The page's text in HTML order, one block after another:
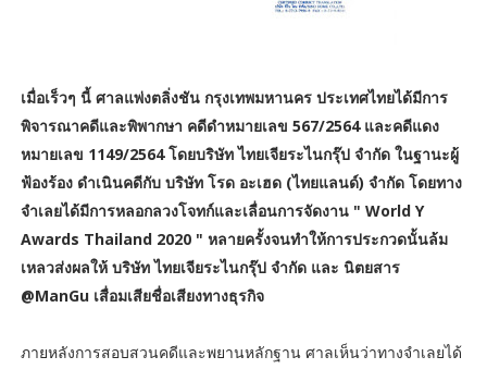
เมื่อเร็วๆ นี้ ศาลแพ่งตลิ่งชัน กรุงเทพมหานคร ประเทศไทยได้มีการ
พิจารณาคดีและพิพากษา คดีดำหมายเลข 567/2564 และคดีแดง
หมายเลข 1149/2564 โดยบริษัท ไทยเจียระไนกรุ๊ป จำกัด ในฐานะผู้
ฟ้องร้อง ดำเนินคดีกับ บริษัท โรด อะเฮด (ไทยแลนด์) จำกัด โดยทาง
จำเลยได้มีการหลอกลวงโจทก์และเลื่อนการจัดงาน " World Y
Awards Thailand 2020 " หลายครั้งจนทำให้การประกวดนั้นล้ม
เหลวส่งผลให้ บริษัท ไทยเจียระไนกรุ๊ป จำกัด และ นิตยสาร
@ManGu เสื่อมเสียชื่อเสียงทางธุรกิจ
ภายหลังการสอบสวนคดีและพยานหลักฐาน ศาลเห็นว่าทางจำเลยได้